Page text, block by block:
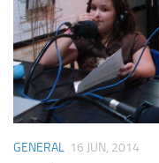
GENERAL 16 JUN, 2014